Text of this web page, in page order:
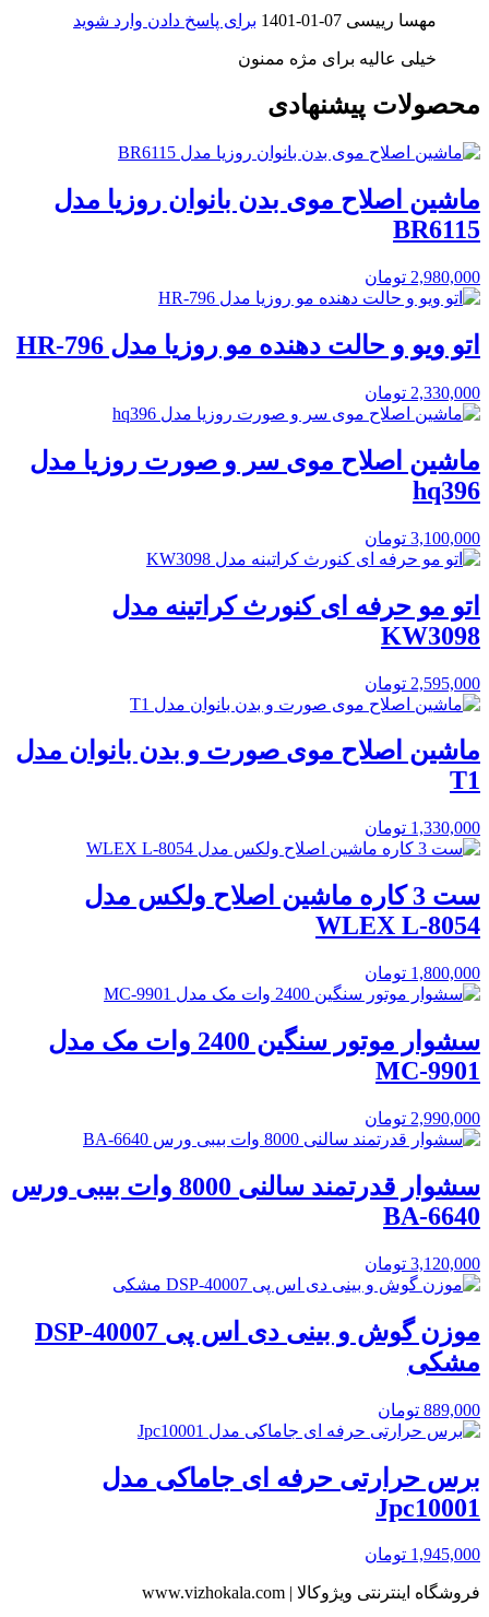
مهسا رییسی 1401-01-07 برای پاسخ دادن وارد شوید
خیلی عالیه برای مژه ممنون
محصولات پیشنهادی
ماشین اصلاح موی بدن بانوان روزیا مدل
BR6115
2,980,000 تومان
اتو ویو و حالت دهنده مو روزیا مدل HR-796
2,330,000 تومان
ماشین اصلاح موی سر و صورت روزیا مدل
hq396
3,100,000 تومان
اتو مو حرفه ای کنورث کراتینه مدل
KW3098
2,595,000 تومان
ماشین اصلاح موی صورت و بدن بانوان مدل
T1
1,330,000 تومان
ست 3 کاره ماشین اصلاح ولکس مدل
WLEX L-8054
1,800,000 تومان
سشوار موتور سنگین 2400 وات مک مدل
MC-9901
2,990,000 تومان
سشوار قدرتمند سالنی 8000 وات بیبی ورس
BA-6640
3,120,000 تومان
موزن گوش و بینی دی اس پی DSP-40007
مشکی
889,000 تومان
برس حرارتی حرفه ای جاماکی مدل
Jpc10001
1,945,000 تومان
فروشگاه اینترنتی ویژوکالا | www.vizhokala.com